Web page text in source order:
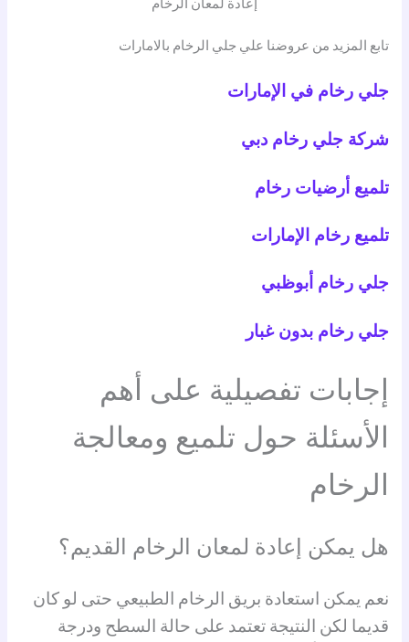
إعادة لمعان الرخام
تابع المزيد من عروضنا علي جلي الرخام بالامارات
جلي رخام في الإمارات
شركة جلي رخام دبي
تلميع أرضيات رخام
تلميع رخام الإمارات
جلي رخام أبوظبي
جلي رخام بدون غبار
إجابات تفصيلية على أهم
الأسئلة حول تلميع ومعالجة
الرخام
هل يمكن إعادة لمعان الرخام القديم؟
نعم يمكن استعادة بريق الرخام الطبيعي حتى لو كان
قديما لكن النتيجة تعتمد على حالة السطح ودرجة